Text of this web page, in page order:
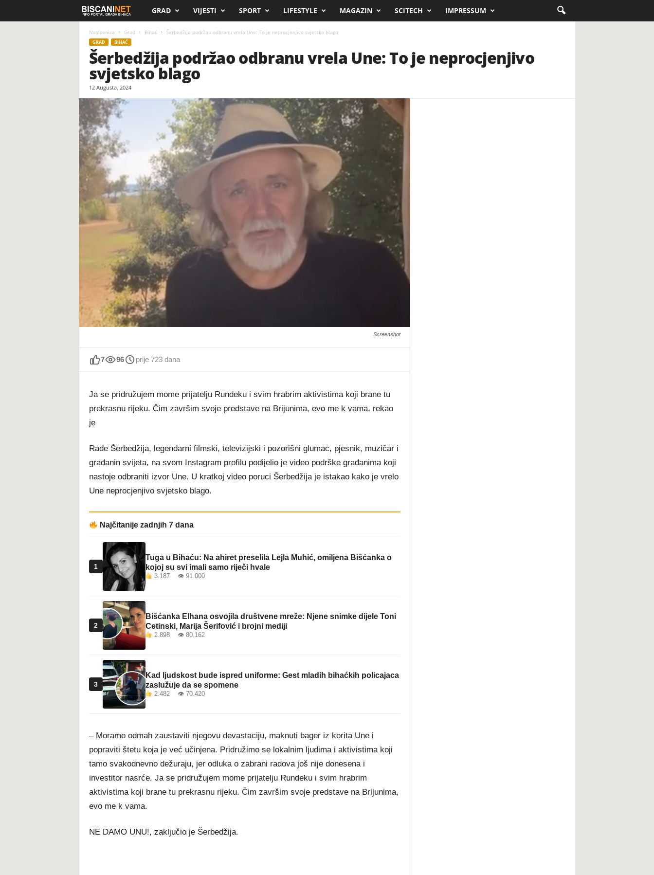
i
s
c
n
GRAD VIJESTI SPORT LIFESTYLE MAGAZIN SCITECH IMPRESSUM
Naslovnica Grad Bihać Šerbedžija podržao odbranu vrela Une: To je neprocjenjivo svjetsko blago
GRAD BIHAĆ
Šerbedžija podržao odbranu vrela Une: To je neprocjenjivo
svjetsko blago
12 Augusta, 2024
Screenshot
7 96 prije 723 dana
Ja se pridružujem mome prijatelju Rundeku i svim hrabrim aktivistima koji brane tu
prekrasnu rijeku. Čim završim svoje predstave na Brijunima, evo me k vama, rekao
je
Rade Šerbedžija, legendarni filmski, televizijski i pozorišni glumac, pjesnik, muzičar i
građanin svijeta, na svom Instagram profilu podijelio je video podrške građanima koji
nastoje odbraniti izvor Une. U kratkoj video poruci Šerbedžija je istakao kako je vrelo
Une neprocjenjivo svjetsko blago.
Najčitanije zadnjih 7 dana
1
Tuga u Bihaću: Na ahiret preselila Lejla Muhić, omiljena Bišćanka o
kojoj su svi imali samo riječi hvale
3.187 👁 91.000
2
Bišćanka Elhana osvojila društvene mreže: Njene snimke dijele Toni
Cetinski, Marija Šerifović i brojni mediji
2.898 👁 80.162
3
Kad ljudskost bude ispred uniforme: Gest mladih bihaćkih policajaca
zaslužuje da se spomene
2.482 👁 70.420
– Moramo odmah zaustaviti njegovu devastaciju, maknuti bager iz korita Une i
popraviti štetu koja je već učinjena. Pridružimo se lokalnim ljudima i aktivistima koji
tamo svakodnevno dežuraju, jer odluka o zabrani radova još nije donesena i
investitor nasrće. Ja se pridružujem mome prijatelju Rundeku i svim hrabrim
aktivistima koji brane tu prekrasnu rijeku. Čim završim svoje predstave na Brijunima,
evo me k vama.
NE DAMO UNU!, zaključio je Šerbedžija.